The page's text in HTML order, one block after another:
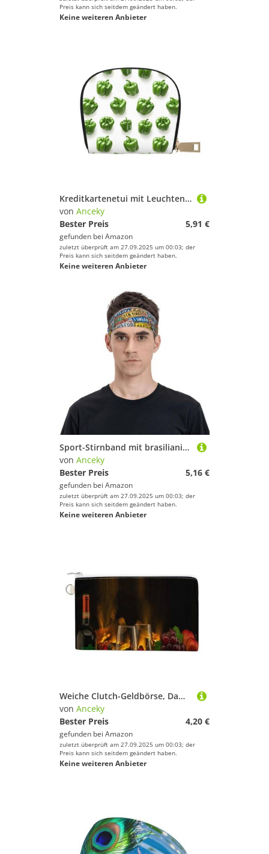
Preis kann sich seitdem geändert haben.
Keine weiteren Anbieter
Kreditkartenetui mit Leuchtend grünem Chili-Pfeffer-Print für Damen, Kartenetui, Kreditkartenetui aus Leder
von Anceky
Bester Preis
5,91 €
gefunden bei Amazon
zuletzt überprüft am 27.09.2025 um 00:03; der
Preis kann sich seitdem geändert haben.
Keine weiteren Anbieter
Sport-Stirnband mit brasilianischer Vintage-Flagge für Männer und Frauen, elastisch, Workout-Schweißbänder zum Laufen, Yoga, Fitnessstudio, Stil 7
von Anceky
Bester Preis
5,16 €
gefunden bei Amazon
zuletzt überprüft am 27.09.2025 um 00:03; der
Preis kann sich seitdem geändert haben.
Keine weiteren Anbieter
Weiche Clutch-Geldbörse, Damenhandtasche aus Segeltuch mit Reißverschluss, Make-up-Tasche, Geldbörse für Kreditkarten, Münzen und Scheine, Aufdruck „Romantisches Abendessen mit Wein und Trauben an dun
von Anceky
Bester Preis
4,20 €
gefunden bei Amazon
zuletzt überprüft am 27.09.2025 um 00:03; der
Preis kann sich seitdem geändert haben.
Keine weiteren Anbieter